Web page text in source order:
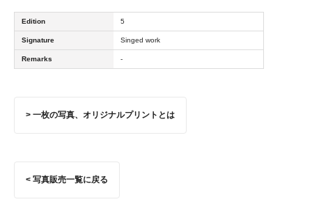
Edition 5
Signature Singed work
Remarks -
> 一枚の写真、オリジナルプリントとは
< 写真販売一覧に戻る